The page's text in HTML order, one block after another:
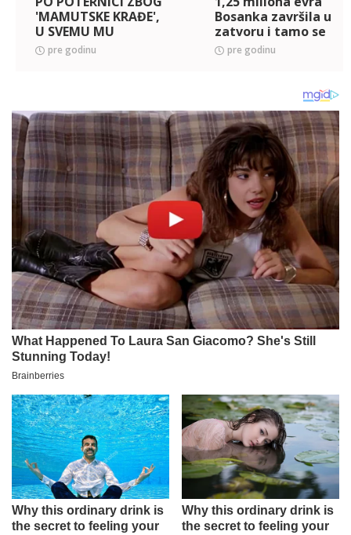
'MAMUTSKE KRAĐE',
U SVEMU MU
POMOGLA FATALNA
MIKI! Sa Bosankom
pre godinu
Bosanka završila u
zatvoru i tamo se
verila za 'Pink
Pantera'
pre godinu